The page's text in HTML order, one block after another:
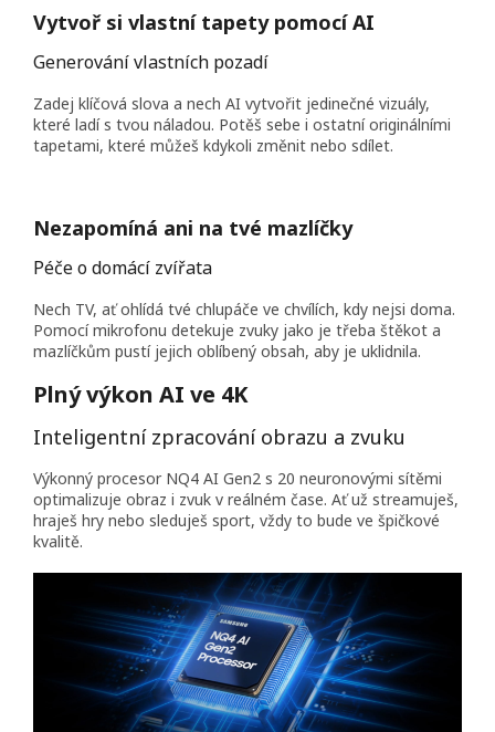
Vytvoř si vlastní tapety pomocí AI
Generování vlastních pozadí
Zadej klíčová slova a nech AI vytvořit jedinečné vizuály,
které ladí s tvou náladou. Potěš sebe i ostatní originálními
tapetami, které můžeš kdykoli změnit nebo sdílet.
Nezapomíná ani na tvé mazlíčky
Péče o domácí zvířata
Nech TV, ať ohlídá tvé chlupáče ve chvílích, kdy nejsi doma.
Pomocí mikrofonu detekuje zvuky jako je třeba štěkot a
mazlíčkům pustí jejich oblíbený obsah, aby je uklidnila.
Plný výkon AI ve 4K
Inteligentní zpracování obrazu a zvuku
Výkonný procesor NQ4 AI Gen2 s 20 neuronovými sítěmi
optimalizuje obraz i zvuk v reálném čase. Ať už streamuješ,
hraješ hry nebo sleduješ sport, vždy to bude ve špičkové
kvalitě.